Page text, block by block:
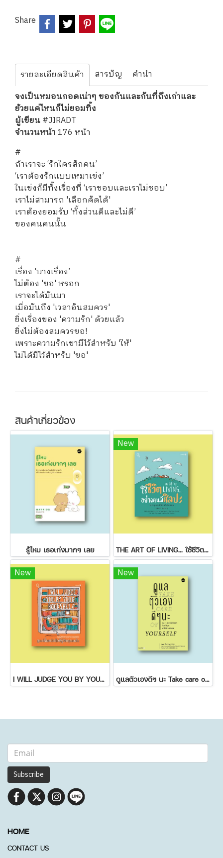
Share
รายละเอียดสินค้า สารบัญ
คำนำ
จงเป็นหมอนกอดเน่าๆ ของกันและกันที่ถึงเก่าและ
ย้วยแค่ไหนก็ไม่ยอมทิ้ง
ผู้เขียน#JIRADT
จำนวนหน้า176 หน้า
#
ถ้าเราจะ ‘รักใครสักคน’
‘เราต้องรักแบบเหมาเข่ง’
ในเข่งก็มีทั้งเรื่องที่ ‘เราชอบและเราไม่ชอบ’
เราไม่สามารถ 'เลือกคัดได้'
เราต้องยอมรับ ‘ทั้งส่วนดีและไม่ดี’
ของคนคนนั้น
#
เรื่อง 'บางเรื่อง’
ไม่ต้อง 'ขอ' หรอก
เราจะได้มันมา
เมื่อมันถึง 'เวลาอันสมควร'
ยิ่งเรื่องของ 'ความรัก' ด้วยแล้ว
ยิ่งไม่ต้องสมควรขอ!
เพราะความรักเขามีไว้สำหรับ 'ให้'
ไม่ได้มีไว้สำหรับ 'ขอ'
สินค้าเกี่ยวข้อง
รู้ไหม เธอเก่งมากๆ เลย
New
THE ART OF LIVING... ใช้ชีวิตอย่างคนมีศิลปะ
New
I WILL JUDGE YOU BY YOUR BOOKSHELF ดูแค่ชั้นหนังสือก็รู้จักคุณแล้ว
New
ดูแลตัวเองดีๆ นะ Take care of yourself.
Subscribe
HOME
CONTACT US